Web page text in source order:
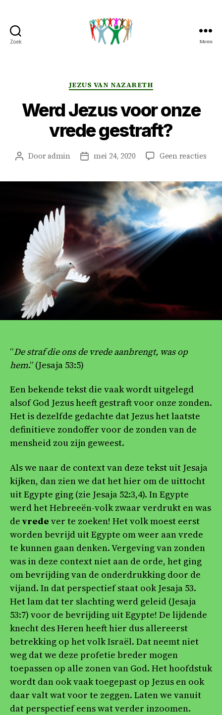
Zoek
Overduin
Menu
Categorieën
JEZUS VAN NAZARETH
Werd Jezus voor onze
vrede gestraft?
Berichtauteur
Dooradmin Berichtdatum
mei 24, 2020 Geen reactiesop
voor
“De straf die ons de vrede aanbrengt, was op
hem.” (Jesaja 53:5)
Een bekende tekst die vaak wordt uitgelegd
alsof God Jezus heeft gestraft voor onze zonden.
Het is dezelfde gedachte dat Jezus het laatste
definitieve zondoffer voor de zonden van de
mensheid zou zijn geweest.
Als we naar de context van deze tekst uit Jesaja
kijken, dan zien we dat het hier om de uittocht
uit Egypte ging (zie Jesaja 52:3,4). In Egypte
werd het Hebreeën-volk zwaar verdrukt en was
de vrede ver te zoeken! Het volk moest eerst
worden bevrijd uit Egypte om weer aan vrede
te kunnen gaan denken. Vergeving van zonden
was in deze context niet aan de orde, het ging
om bevrijding van de onderdrukking door de
vijand. In dat perspectief staat ook Jesaja 53.
Het lam dat ter slachting werd geleid (Jesaja
53:7) voor de bevrijding uit Egypte! De lijdende
knecht des Heren heeft hier dus allereerst
betrekking op het volk Israël. Dat neemt niet
weg dat we deze profetie breder mogen
toepassen op alle zonen van God. Het hoofdstuk
wordt dan ook vaak toegepast op Jezus en ook
daar valt wat voor te zeggen. Laten we vanuit
dat perspectief eens wat verder inzoomen.